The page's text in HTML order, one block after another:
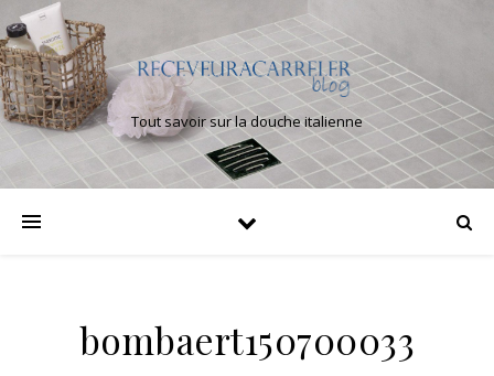
Tout savoir sur la douche italienne
bombaert150700033